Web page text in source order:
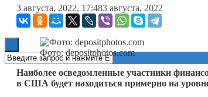
Книги
3 августа, 2022, 17:483 августа, 2022
Фото: depositphotos.com
Наиболее осведомленные участники
в США будет находиться примерно на